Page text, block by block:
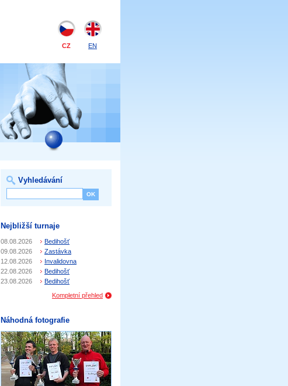
CZ EN
Vyhledávání
Nejbližší turnaje
08.08.2026
Bedihošť
09.08.2026
Zastávka
12.08.2026
Invalidovna
22.08.2026
Bedihošť
23.08.2026
Bedihošť
Kompletní přehled
Náhodná fotografie